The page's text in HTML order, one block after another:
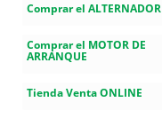
Comprar el ALTERNADOR
Comprar el MOTOR DE
ARRANQUE
Tienda Venta ONLINE